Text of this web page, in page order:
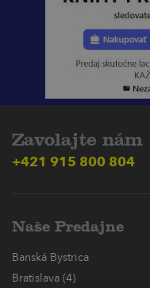
Zavolajte nám
+421 915 800 804
Naše Predajne
Banská Bystrica
Bratislava (4)